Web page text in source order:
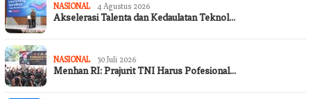
NASIONAL 4 Agustus 2026
Akselerasi Talenta dan Kedaulatan Teknol…
NASIONAL 30 Juli 2026
Menhan RI: Prajurit TNI Harus Pofesional…